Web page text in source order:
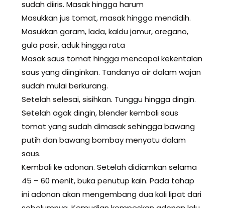
sudah diiris. Masak hingga harum
Masukkan jus tomat, masak hingga mendidih.
Masukkan garam, lada, kaldu jamur, oregano,
gula pasir, aduk hingga rata
Masak saus tomat hingga mencapai kekentalan
saus yang diinginkan. Tandanya air dalam wajan
sudah mulai berkurang.
Setelah selesai, sisihkan. Tunggu hingga dingin.
Setelah agak dingin, blender kembali saus
tomat yang sudah dimasak sehingga bawang
putih dan bawang bombay menyatu dalam
saus.
Kembali ke adonan. Setelah didiamkan selama
45 – 60 menit, buka penutup kain. Pada tahap
ini adonan akan mengembang dua kali lipat dari